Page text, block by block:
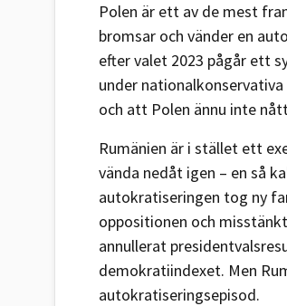
Polen är ett av de mest
bromsar och vänder en
efter valet 2023 pågår ett
under
och att Polen ännu inte
Rumänien är i stället ett
vända nedåt igen – en så
autokratiseringen tog ny
oppositionen och
annullerat
demokratiindexet. Men
autokratiseringsepisod.